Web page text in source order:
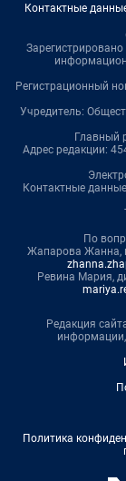
Контактные
Регистрационный
Учредитель:
Главный
Адрес редакции:
Контактные
По
Жапарова Жанна,
Ревина Мария,
Редакция
Политика